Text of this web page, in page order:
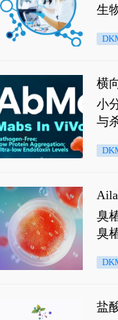
生
横
小
与
臭
臭
是
盐